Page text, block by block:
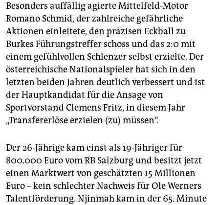
Besonders auffällig agierte Mittelfeld-Motor
Romano Schmid, der zahlreiche gefährliche
Aktionen einleitete, den präzisen Eckball zu
Burkes Führungstreffer schoss und das 2:0 mit
einem gefühlvollen Schlenzer selbst erzielte. Der
österreichische Nationalspieler hat sich in den
letzten beiden Jahren deutlich verbessert und ist
der Hauptkandidat für die Ansage von
Sportvorstand Clemens Fritz, in diesem Jahr
„Transfererlöse erzielen (zu) müssen“.
Der 26-Jährige kam einst als 19-Jähriger für
800.000 Euro vom RB Salzburg und besitzt jetzt
einen Marktwert von geschätzten 15 Millionen
Euro – kein schlechter Nachweis für Ole Werners
Talentförderung. Njinmah kam in der 65. Minute